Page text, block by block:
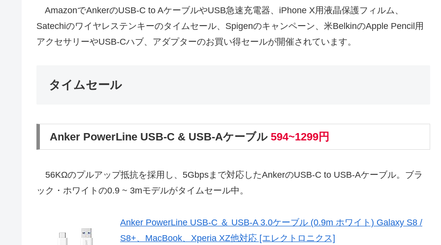
AmazonでAnkerのUSB-C to AケーブルやUSB急速充電器、iPhone X用液晶保護フィルム、
Satechiのワイヤレステンキーのタイムセール、Spigenのキャンペーン、米BelkinのApple Pencil用
アクセサリーやUSB-Cハブ、アダプターのお買い得セールが開催されています。
タイムセール
Anker PowerLine USB-C & USB-Aケーブル 594~1299円
56KΩのプルアップ抵抗を採用し、5Gbpsまで対応したAnkerのUSB-C to USB-Aケーブル。ブラ
ック・ホワイトの0.9 ~ 3mモデルがタイムセール中。
Anker PowerLine USB-C ＆ USB-A 3.0ケーブル (0.9m ホワイト) Galaxy S8 /
S8+、MacBook、Xperia XZ他対応 [エレクトロニクス]